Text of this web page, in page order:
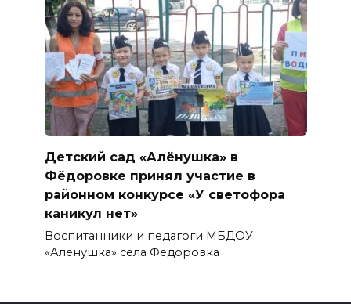
Детский сад «Алёнушка» в
Фёдоровке принял участие в
районном конкурсе «У светофора
каникул нет»
Воспитанники и педагоги МБДОУ
«Алёнушка» села Фёдоровка